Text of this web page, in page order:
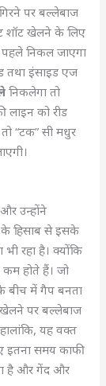
पर बल्लेबाज
शॉट खेलने के लिए
निकल जाएगा
तथा इंसाइड एज
निकलेगा तो
को रीड
“टक” सी मधुर
उन्होंने
के हिसाब से इसके
रहा है। क्योंकि
होते हैं। जो
बीच में गैप बनता
पर बल्लेबाज
यह वक्त
इतना समय काफी
है और गेंद और